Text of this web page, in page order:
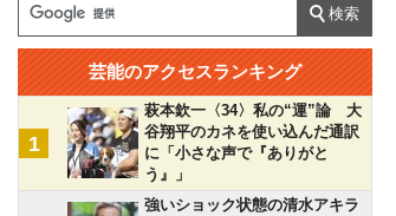
芸能のアクセスランキング
1
萩本欽一〈34〉私の“運”論 大
谷翔平のカネを使い込んだ通訳
に「小さな声で『ありがと
う』」
強いショック状態の清水アキラ